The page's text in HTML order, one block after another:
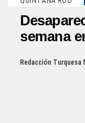
semana
Redacción Turquesa